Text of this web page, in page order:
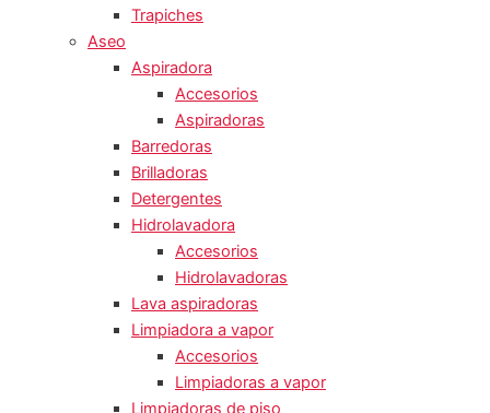
Trapiches
Aseo
Aspiradora
Accesorios
Aspiradoras
Barredoras
Brilladoras
Detergentes
Hidrolavadora
Accesorios
Hidrolavadoras
Lava aspiradoras
Limpiadora a vapor
Accesorios
Limpiadoras a vapor
Limpiadoras de piso